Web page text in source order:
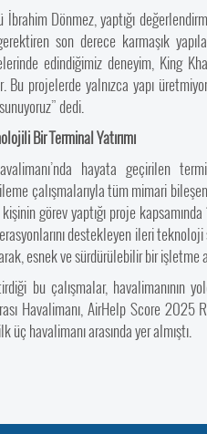
Dönmez, yaptığı
son derece karmaşık
edindiğimiz deneyim, King
Bu projelerde yalnızca yapı
dedi.
Bir Terminal Yatırımı
hayata geçirilen
çalışmalarıyla tüm mimari
görev yaptığı proje
destekleyen ileri
esnek ve sürdürülebilir bir işletme
bu çalışmalar, havalimanının
Havalimanı, AirHelp Score 2025
üç havalimanı arasında yer almıştı.